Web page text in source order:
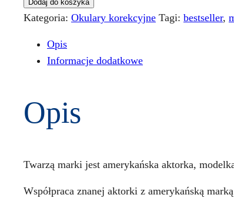
Waylun
722-
Dodaj do koszyka
Kategoria: Okulary korekcyjne Tagi: bestseller,
Opis
Informacje dodatkowe
Opis
Twarzą marki jest amerykańska aktorka,
Współpraca znanej aktorki z amerykańską